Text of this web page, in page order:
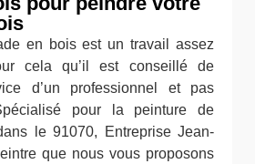
en bois est un travail assez
cela qu’il est conseillé de
d’un professionnel et pas
pour la peinture de
le 91070, Entreprise Jean-
que nous vous proposons